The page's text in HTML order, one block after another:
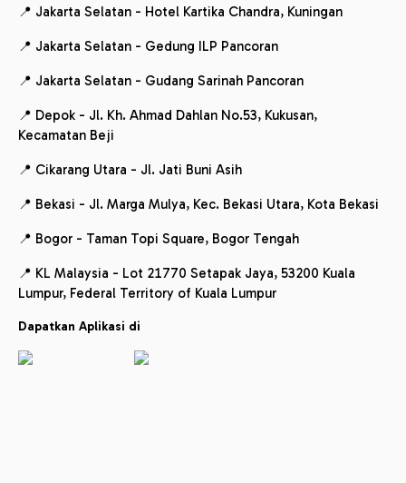
📍 Jakarta Selatan - Hotel Kartika Chandra, Kuningan
📍 Jakarta Selatan - Gedung ILP Pancoran
📍 Jakarta Selatan - Gudang Sarinah Pancoran
📍 Depok - Jl. Kh. Ahmad Dahlan No.53, Kukusan,
Kecamatan Beji
📍 Cikarang Utara - Jl. Jati Buni Asih
📍 Bekasi - Jl. Marga Mulya, Kec. Bekasi Utara, Kota Bekasi
📍 Bogor - Taman Topi Square, Bogor Tengah
📍 KL Malaysia - Lot 21770 Setapak Jaya, 53200 Kuala
Lumpur, Federal Territory of Kuala Lumpur
Dapatkan Aplikasi di